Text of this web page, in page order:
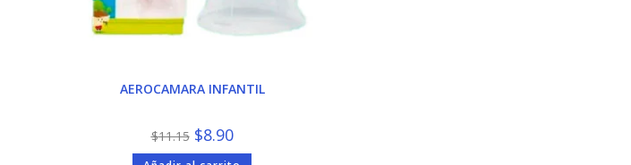
AEROCAMARA INFANTIL
$11.15 El
precio
original
$8.90El
precio
actual